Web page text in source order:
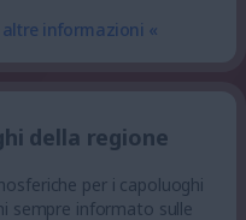
altre informazioni «
della regione
per i capoluoghi
sempre informato sulle